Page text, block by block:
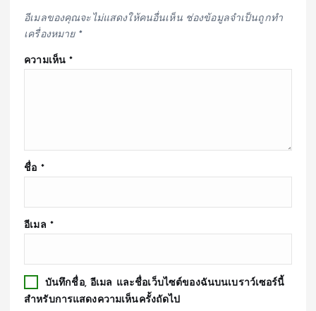
อีเมลของคุณจะไม่แสดงให้คนอื่นเห็น ช่องข้อมูลจำเป็นถูกทำ
เครื่องหมาย *
ความเห็น*
ชื่อ *
อีเมล *
บันทึกชื่อ, อีเมล และชื่อเว็บไซต์ของฉันบนเบราว์เซอร์นี้
สำหรับการแสดงความเห็นครั้งถัดไป